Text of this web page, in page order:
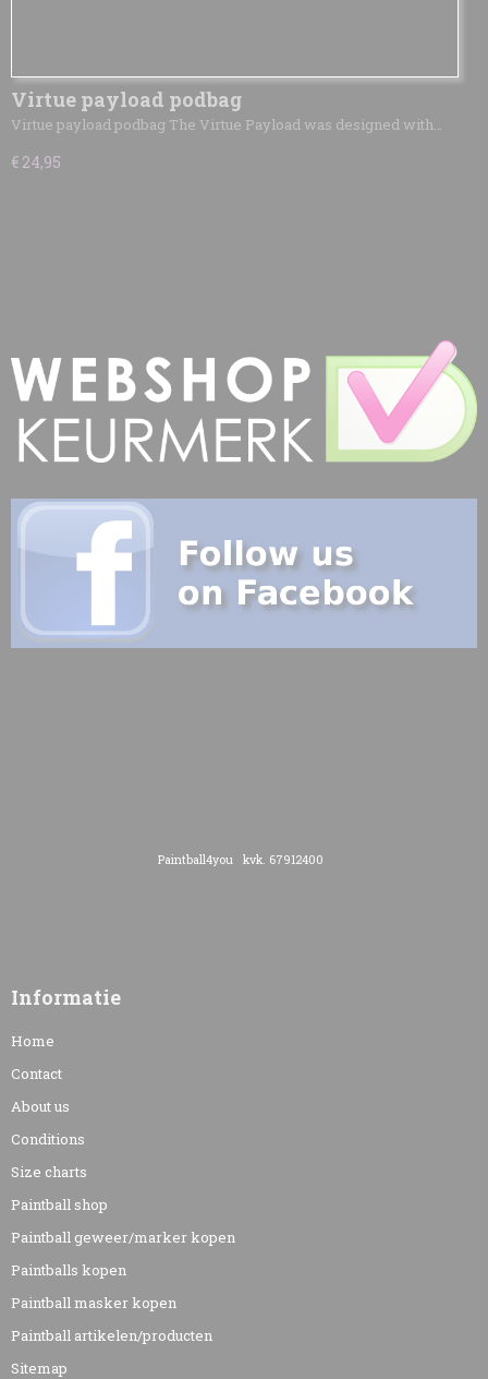
Virtue payload podbag
Virtue payload podbag The Virtue Payload was designed with…
€ 24,95
Paintball4you kvk. 67912400
Informatie
Home
Contact
About us
Conditions
Size charts
Paintball shop
Paintball geweer/marker kopen
Paintballs kopen
Paintball masker kopen
Paintball artikelen/producten
Sitemap